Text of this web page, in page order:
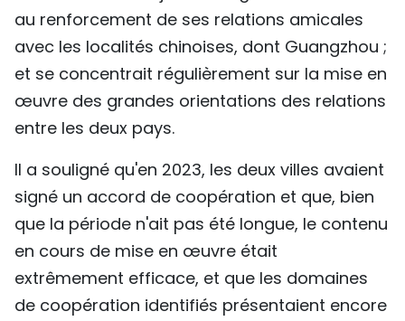
au renforcement de ses relations amicales
avec les localités chinoises, dont Guangzhou ;
et se concentrait régulièrement sur la mise en
œuvre des grandes orientations des relations
entre les deux pays.
Il a souligné qu'en 2023, les deux villes avaient
signé un accord de coopération et que, bien
que la période n'ait pas été longue, le contenu
en cours de mise en œuvre était
extrêmement efficace, et que les domaines
de coopération identifiés présentaient encore